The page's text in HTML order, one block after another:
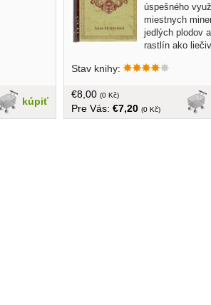
kúpiť
úspešného
miestnych
jedlých plodov a
rastlín ako
odovzdali bohaté dedičstvo
zdola fľak, 205 strán, zľava 10%
Stav knihy:
€8,00 (0 Kč)
Pre Vás: €7,20 (0 Kč)